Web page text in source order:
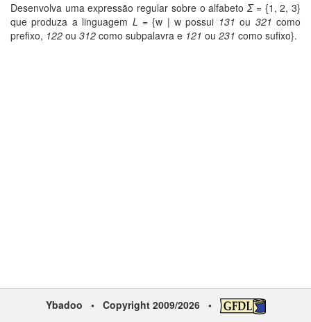
Desenvolva uma expressão regular sobre o alfabetoΣ= {1, 2, 3}
que produza a linguagem L = {w | w possui 131 ou 321 como
prefixo, 122 ou 312 como subpalavra e 121 ou 231 como sufixo}.
Ybadoo • Copyright 2009/2026 •